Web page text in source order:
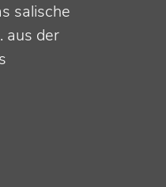
salische
aus der